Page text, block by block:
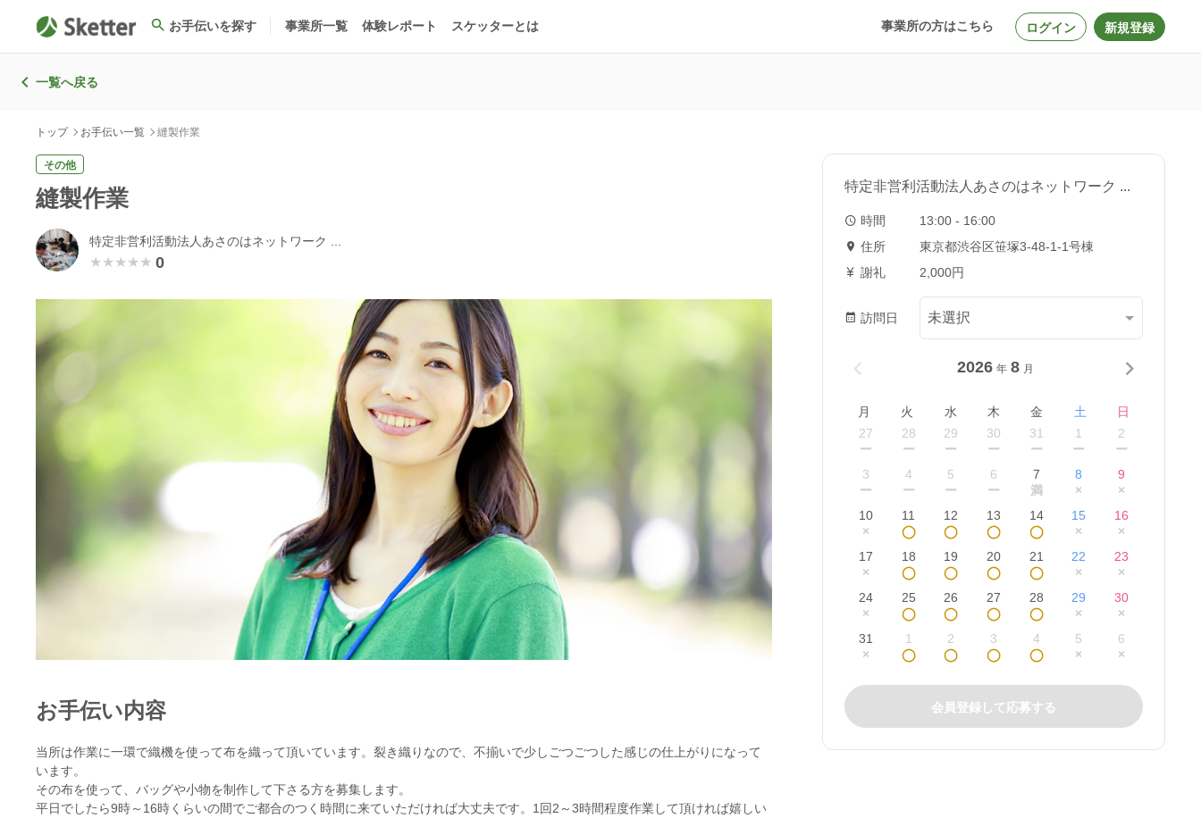
お手伝いを探す 事業所一覧 体験レポート スケッターとは 事業所の方はこちら ログイン 新規登録
一覧へ戻る
トップ お手伝い一覧 縫製作業
その他
縫製作業
特定非営利活動法人あさのはネットワーク ...
★★★★★
★★★★★ 0
お手伝い内容
当所は作業に一環で織機を使って布を織って頂いています。裂き織りなので、不揃いで少しごつごつした感じの仕上がりになって
います。
その布を使って、バッグや小物を制作して下さる方を募集します。
平日でしたら9時～16時くらいの間でご都合のつく時間に来ていただければ大丈夫です。1回2～3時間程度作業して頂ければ嬉しい
特定非営利活動法人あさのはネットワーク ...
時間
13:00 - 16:00
住所
東京都渋谷区笹塚3-48-1-1号棟
謝礼
2,000円
訪問日
2026 年 8 月
月 火 水 木 金 土
日
27
ー
28
ー
29
ー
30
ー
31
ー
1
ー
2
ー
3
ー
4
ー
5
ー
6
ー
7
満
8
×
9
×
10
×
11
◯
12
◯
13
◯
14
◯
15
×
16
×
17
×
18
◯
19
◯
20
◯
21
◯
22
×
23
×
24
×
25
◯
26
◯
27
◯
28
◯
29
×
30
×
31
×
1
◯
2
◯
3
◯
4
◯
5
×
6
×
会員登録して応募する